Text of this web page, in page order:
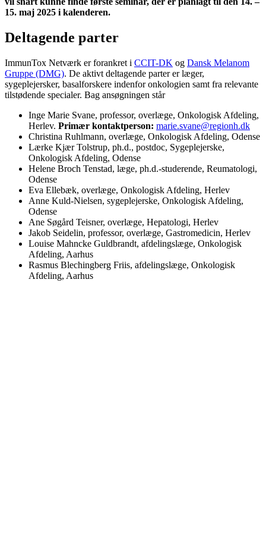
15. maj 2025 i kalenderen.
Deltagende parter
ImmunTox Netværk er forankret i CCIT-DK og Dansk Melanom
Gruppe (DMG). De aktivt deltagende parter er læger,
sygeplejersker, basalforskere indenfor onkologien samt fra relevante
tilstødende specialer. Bag ansøgningen står
Inge Marie Svane, professor, overlæge, Onkologisk Afdeling,
Herlev. Primær kontaktperson: marie.svane@regionh.dk
Christina Ruhlmann, overlæge, Onkologisk Afdeling, Odense
Lærke Kjær Tolstrup, ph.d., postdoc, Sygeplejerske,
Onkologisk Afdeling, Odense
Helene Broch Tenstad, læge, ph.d.-studerende, Reumatologi,
Odense
Eva Ellebæk, overlæge, Onkologisk Afdeling, Herlev
Anne Kuld-Nielsen, sygeplejerske, Onkologisk Afdeling,
Odense
Ane Søgård Teisner, overlæge, Hepatologi, Herlev
Jakob Seidelin, professor, overlæge, Gastromedicin, Herlev
Louise Mahncke Guldbrandt, afdelingslæge, Onkologisk
Afdeling, Aarhus
Rasmus Blechingberg Friis, afdelingslæge, Onkologisk
Afdeling, Aarhus